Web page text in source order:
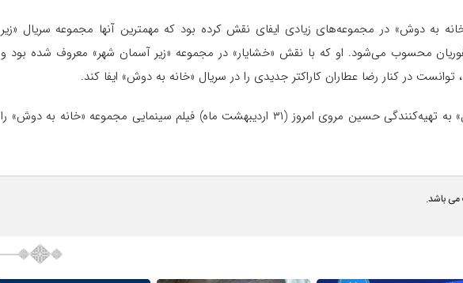
به دوش» در مجموعه‌های زیادی ایفای نقش کرده بود که مهمترین آنها مجموعه سریال «زیر
محسوب می‌شود. او که با نقش «خشایار» در مجموعه «زیر آسمان شهر» معروف شده بود و
در کنار رضا عطاران کاراکتر جدیدی را در سریال «خانه به دوش» ایفا کند.
به گزارش ایسنا، برنامه «سی سریال» به تهیه‌کنندگی حسین مروی امروز (۳۱ اردیبهشت ماه) فیلم سینمایی مجموعه «خانه به دوش» را
باشد.